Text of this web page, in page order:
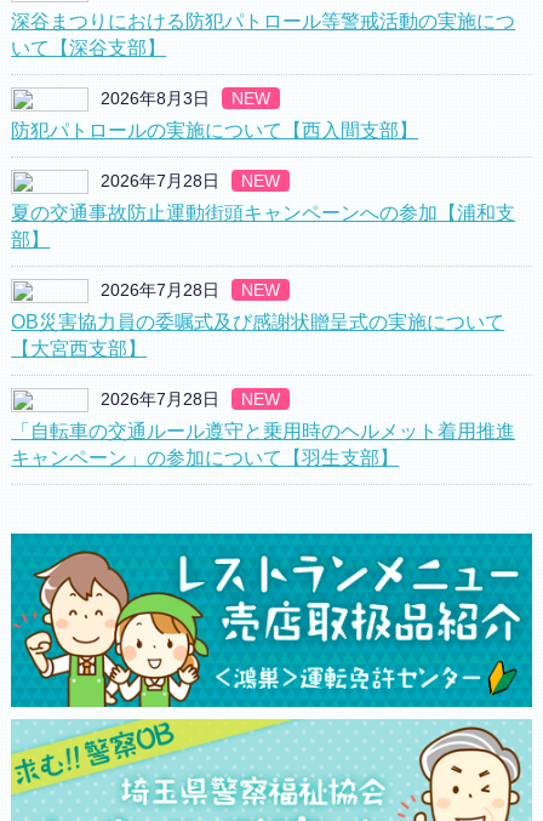
深谷まつりにおける防犯パトロール等警戒活動の実施につ
いて【深谷支部】
2026年8月3日 NEW
防犯パトロールの実施について【西入間支部】
2026年7月28日 NEW
夏の交通事故防止運動街頭キャンペーンへの参加【浦和支
部】
2026年7月28日 NEW
OB災害協力員の委嘱式及び感謝状贈呈式の実施について
【大宮西支部】
2026年7月28日 NEW
「自転車の交通ルール遵守と乗用時のヘルメット着用推進
キャンペーン」の参加について【羽生支部】